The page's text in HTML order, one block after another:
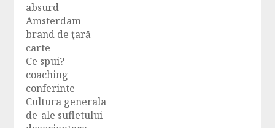
absurd
Amsterdam
brand de ţară
carte
Ce spui?
coaching
conferinte
Cultura generala
de-ale sufletului